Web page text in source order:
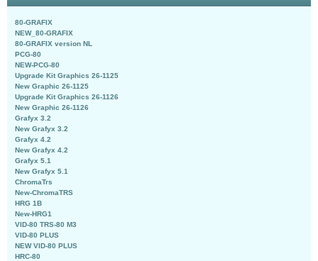
80-GRAFIX
NEW_80-GRAFIX
80-GRAFIX version NL
PCG-80
NEW-PCG-80
Upgrade Kit Graphics 26-1125
New Graphic 26-1125
Upgrade Kit Graphics 26-1126
New Graphic 26-1126
Grafyx 3.2
New Grafyx 3.2
Grafyx 4.2
New Grafyx 4.2
Grafyx 5.1
New Grafyx 5.1
ChromaTrs
New-ChromaTRS
HRG 1B
New-HRG1
VID-80 TRS-80 M3
VID-80 PLUS
NEW VID-80 PLUS
HRC-80